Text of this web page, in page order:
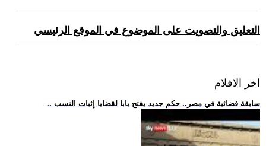
التعليق والتصويت على الموضوع في الموقع الرئيسي
اخر الافلام
.. سابقة قضائية في مصر.. حكم جديد يفتح بابا لقضايا إثبات النسب